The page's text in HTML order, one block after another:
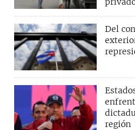
Del
región